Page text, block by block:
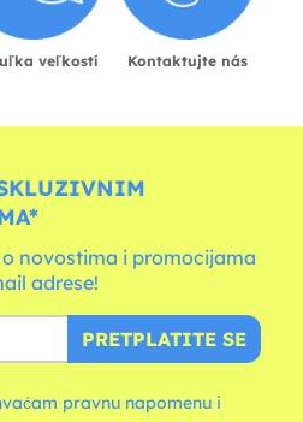
veľkostí Kontaktujte nás
novostima i promocijama
adrese!
PRETPLATITE SE
pravnu napomenu i